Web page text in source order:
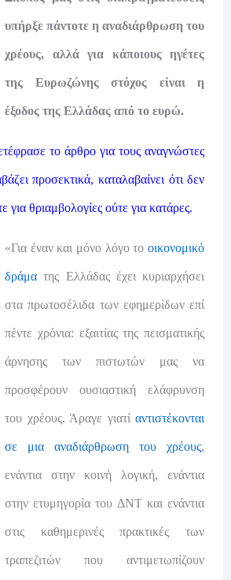
υπήρξε πάντοτε η αναδιάρθρωση του
χρέους, αλλά για κάποιους ηγέτες
της Ευρωζώνης στόχος είναι η
έξοδος της Ελλάδας από το ευρώ.
το άρθρο για τους αναγνώστες
προσεκτικά, καταλαβαίνει ότι δεν
για θριαμβολογίες ούτε για κατάρες.
«Για έναν και μόνο λόγο τοοικονομικό
δράμα της Ελλάδας έχει κυριαρχήσει
στα πρωτοσέλιδα των εφημερίδων επί
πέντε χρόνια: εξαιτίας της πεισματικής
άρνησης των πιστωτών μας να
προσφέρουν ουσιαστική ελάφρυνση
του χρέους. Άραγε γιατίαντιστέκονται
σε μια αναδιάρθρωση του χρέους,
ενάντια στην κοινή λογική, ενάντια
στην ετυμηγορία του ΔΝΤ και ενάντια
στις καθημερινές πρακτικές των
τραπεζιτών που αντιμετωπίζουν